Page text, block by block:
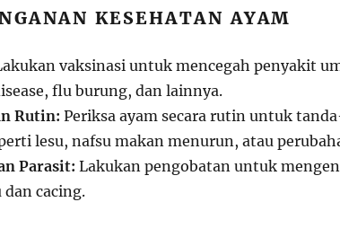
KESEHATAN AYAM
vaksinasi untuk mencegah penyakit
flu burung, dan lainnya.
Rutin: Periksa ayam secara rutin untuk
lesu, nafsu makan menurun, atau
Parasit: Lakukan pengobatan untuk
cacing.